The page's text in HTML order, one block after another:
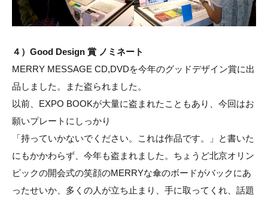
４）Good Design 賞 ノミネート
MERRY MESSAGE CD,DVDを今年のグッドデザイン賞に出
品しました。また盗られました。
以前、EXPO BOOKが大量に盗まれたこともあり、今回はお
願いプレートにしっかり
「持っていかないでください。これは作品です。」と書いた
にもかかわらず、今年も盗まれました。ちょうど北京オリン
ピックの開会式の笑顔のMERRYな傘のボードがバックにあ
ったせいか、多くの人が立ち止まり、手に取ってくれ、話題